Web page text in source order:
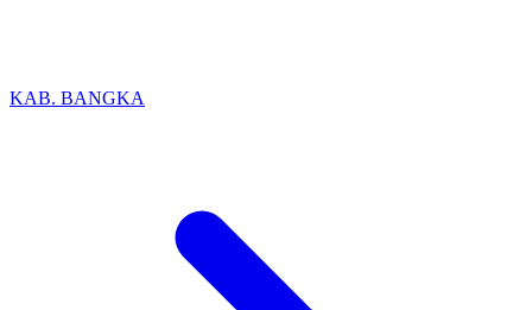
KAB. BANGKA